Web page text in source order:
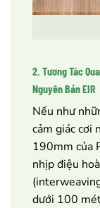
2. Tương Tác
Nguyên Bản EIR
Nếu như
cảm giác
190mm của
nhịp điệu
dưới 100